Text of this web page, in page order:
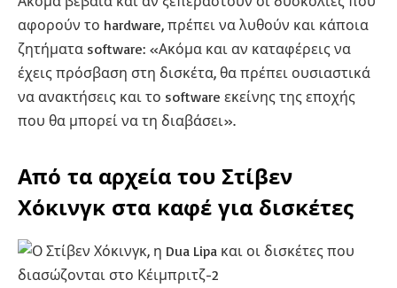
αφορούν το hardware, πρέπει να λυθούν και κάποια
ζητήματα software: «Ακόμα και αν καταφέρεις να
έχεις πρόσβαση στη δισκέτα, θα πρέπει ουσιαστικά
να ανακτήσεις και το software εκείνης της εποχής
που θα μπορεί να τη διαβάσει».
Από τα αρχεία του Στίβεν
Χόκινγκ στα καφέ για δισκέτες